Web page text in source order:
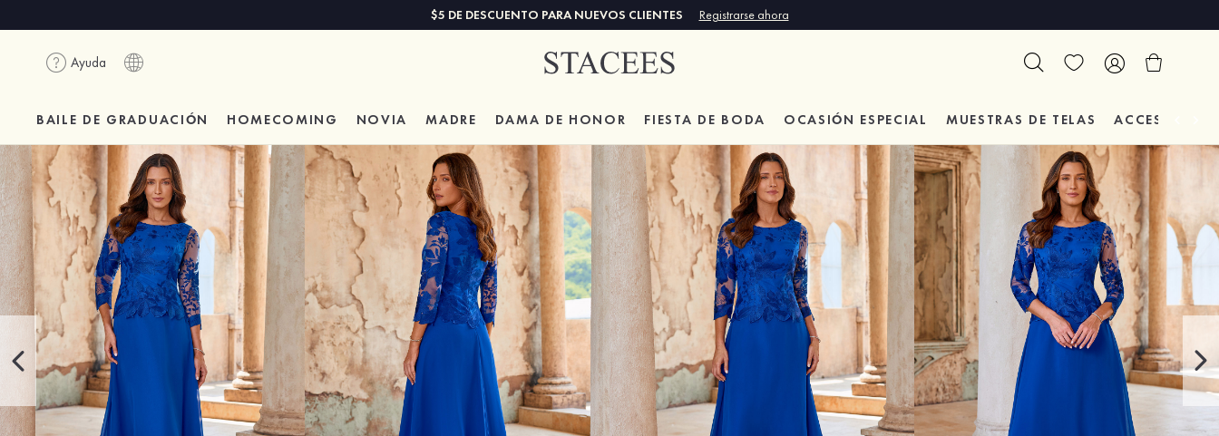
$5 DE DESCUENTO PARA NUEVOS CLIENTES Registrarse ahora
Ayuda
BAILE DE GRADUACIÓN HOMECOMING NOVIA MADRE DAMA DE HONOR FIESTA DE BODA OCASIÓN ESPECIAL MUESTRAS DE TELAS ACCESORIOS